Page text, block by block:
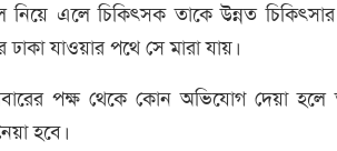
নিয়ে এলে চিকিৎসক তাকে উন্নত
ঢাকা যাওয়ার পথে সে মারা যায়।
পক্ষ থেকে কোন অভিযোগ দেয়া হলে
হবে।